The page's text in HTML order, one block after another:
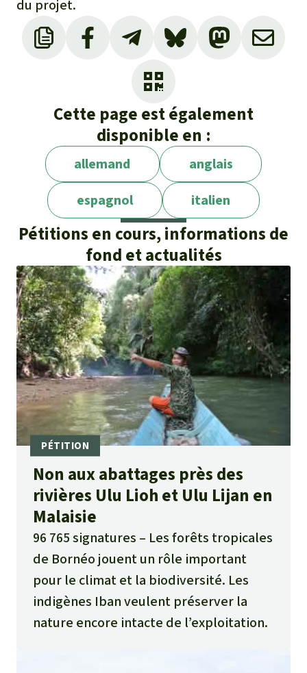
du projet.
Cette page est également
disponible en :
allemand
anglais
espagnol
italien
Pétitions en cours, informations de
fond et actualités
Non aux abattages près des
rivières Ulu Lioh et Ulu Lijan en
Malaisie
96 765 signatures
Les forêts tropicales
de Bornéo jouent un rôle important
pour le climat et la biodiversité. Les
indigènes Iban veulent préserver la
nature encore intacte de l’exploitation.